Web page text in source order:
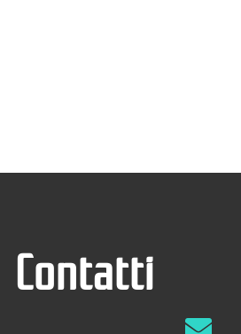
Contatti